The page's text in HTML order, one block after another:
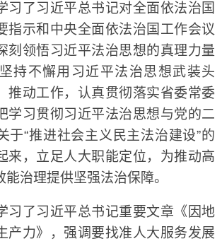
了习近平总书记对全面依法治国
指示和中央全面依法治国工作会议
刻领悟习近平法治思想的真理力量
持不懈用习近平法治思想武装头
推动工作，认真贯彻落实省委常委
学习贯彻习近平法治思想与党的二
于“推进社会主义民主法治建设”的
来，立足人大职能定位，为推动高
治理提供坚强法治保障。
了习近平总书记重要文章《因地
产力》，强调要找准人大服务发展